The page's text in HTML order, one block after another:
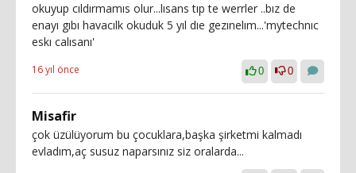
okuyup cıldırmamıs olur...lısans tıp te werrler ..bız de
enayı gıbı havacılk okuduk 5 yıl dıe gezınelım...'mytechnıc
eskı calısanı'
16 yıl önce 0 0
Misafir
çok üzülüyorum bu çocuklara,başka şirketmi kalmadı
evladım,aç susuz naparsınız siz oralarda...